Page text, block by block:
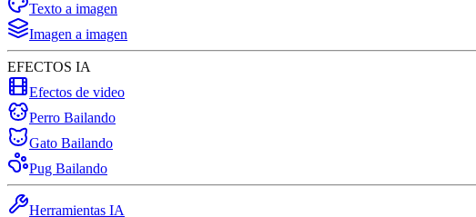
Texto a imagen
Imagen a imagen
EFECTOS IA
Efectos de video
Perro Bailando
Gato Bailando
Pug Bailando
Herramientas IA